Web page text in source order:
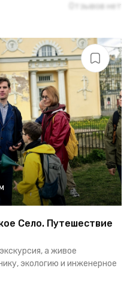
Отзывов нет
Село. Путешествие
а живое
экологию и инженерное